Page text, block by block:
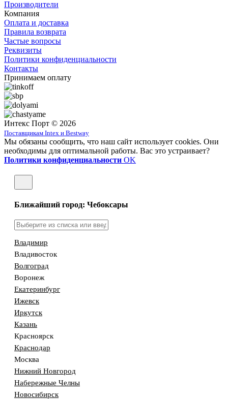
Производители
Компания
Оплата и доставка
Правила возврата
Частые вопросы
Реквизиты
Политики конфиденциальности
Контакты
Принимаем оплату
Интекс Порт © 2026
Поставщикам Intex и Bestway
Мы обязаны сообщить, что наш сайт использует cookies. Они
необходимы для оптимальной работы. Вас это устраивает?
Политики конфиденциальности OK
Ближайший город: Чебоксары
Владимир
Владивосток
Волгоград
Воронеж
Екатеринбург
Ижевск
Иркутск
Казань
Красноярск
Краснодар
Москва
Нижний Новгород
Набережные Челны
Новосибирск